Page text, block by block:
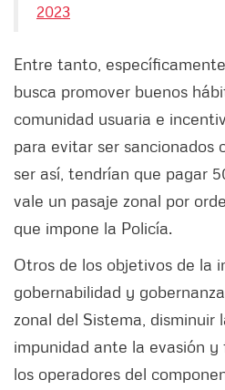
2023
Entre tanto,
busca promover buenos
comunidad usuaria e
para evitar ser sancionados
ser así, tendrían que pagar
vale un pasaje zonal por
que impone la Policía.
Otros de los objetivos de la
gobernabilidad y
zonal del Sistema, disminuir
impunidad ante la evasión
los operadores del